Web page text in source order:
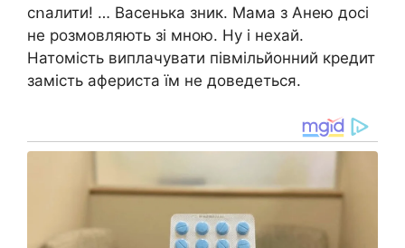
сոалити! … Васенька зник. Мама з Анею досі
не розмовляють зі мною. Ну і нехай.
Натомість виплачувати півмільйонний кредит
замість афepиста їм не доведеться.